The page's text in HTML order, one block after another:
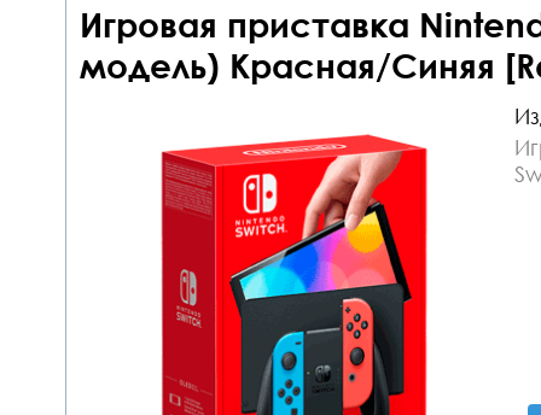
Игровая приставка
модель) Красная/Синяя